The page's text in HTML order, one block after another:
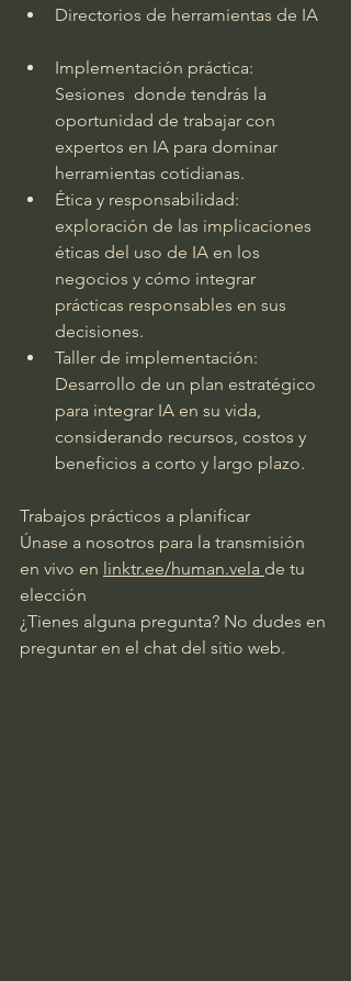
Directorios de herramientas de IA
Implementación práctica:
Sesiones  donde tendrás la
oportunidad de trabajar con
expertos en IA para dominar
herramientas cotidianas.
Ética y responsabilidad:
exploración de las implicaciones
éticas del uso de IA en los
negocios y cómo integrar
prácticas responsables en sus
decisiones.
Taller de implementación:
Desarrollo de un plan estratégico
para integrar IA en su vida,
considerando recursos, costos y
beneficios a corto y largo plazo.
Trabajos prácticos a planificar
Únase a nosotros para la transmisión
en vivo en linktr.ee/human.vela de tu
elección
¿Tienes alguna pregunta? No dudes en
preguntar en el chat del sitio web.